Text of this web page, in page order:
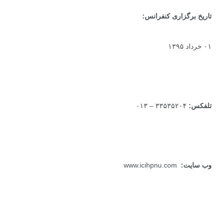
تاریخ برگزاری کنفرانس:
۰۱ خرداد ۱۳۹۵
تلفکس:
وب سایت: www.icihpnu.com